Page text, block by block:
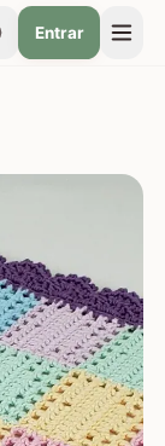
Entrar